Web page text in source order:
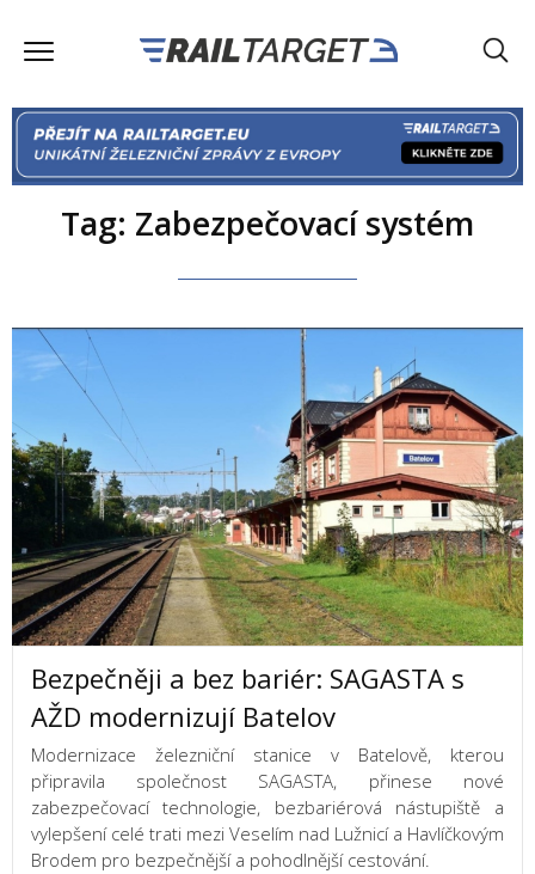
Tag: Zabezpečovací systém
Bezpečněji a bez bariér: SAGASTA s
AŽD modernizují Batelov
Modernizace železniční stanice v Batelově, kterou
připravila společnost SAGASTA, přinese nové
zabezpečovací technologie, bezbariérová nástupiště a
vylepšení celé trati mezi Veselím nad Lužnicí a Havlíčkovým
Brodem pro bezpečnější a pohodlnější cestování.